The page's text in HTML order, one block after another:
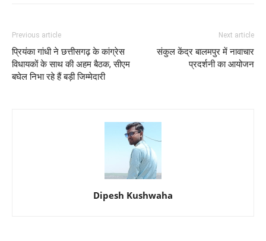
Previous article
प्रियंका गांधी ने छत्तीसगढ़ के कांग्रेस
विधायकों के साथ की अहम बैठक, सीएम
बघेल निभा रहे हैं बड़ी जिम्मेदारी
Next article
संकुल केंद्र बालमपुर में नावाचार
प्रदर्शनी का आयोजन
Dipesh Kushwaha